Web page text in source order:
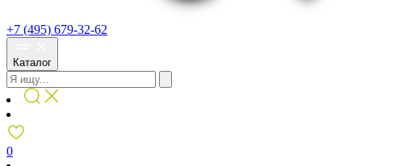
+7 (495) 679-32-62
Каталог
0